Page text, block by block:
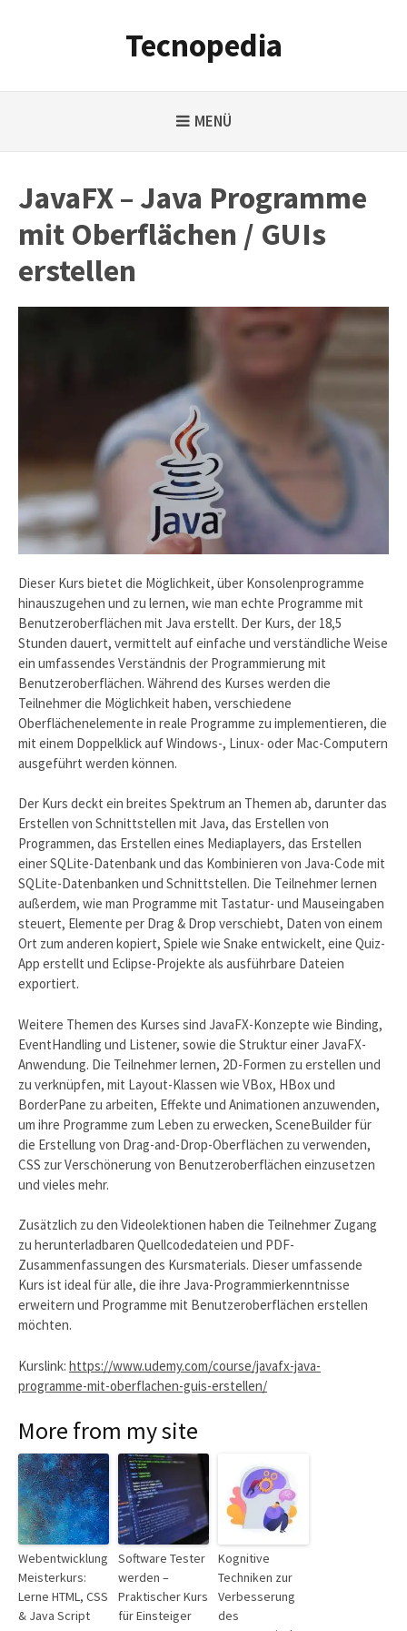
Tecnopedia
MENÜ
JavaFX – Java Programme
mit Oberflächen / GUIs
erstellen
Dieser Kurs bietet die Möglichkeit, über Konsolenprogramme
hinauszugehen und zu lernen, wie man echte Programme mit
Benutzeroberflächen mit Java erstellt. Der Kurs, der 18,5
Stunden dauert, vermittelt auf einfache und verständliche Weise
ein umfassendes Verständnis der Programmierung mit
Benutzeroberflächen. Während des Kurses werden die
Teilnehmer die Möglichkeit haben, verschiedene
Oberflächenelemente in reale Programme zu implementieren, die
mit einem Doppelklick auf Windows-, Linux- oder Mac-Computern
ausgeführt werden können.
Der Kurs deckt ein breites Spektrum an Themen ab, darunter das
Erstellen von Schnittstellen mit Java, das Erstellen von
Programmen, das Erstellen eines Mediaplayers, das Erstellen
einer SQLite-Datenbank und das Kombinieren von Java-Code mit
SQLite-Datenbanken und Schnittstellen. Die Teilnehmer lernen
außerdem, wie man Programme mit Tastatur- und Mauseingaben
steuert, Elemente per Drag & Drop verschiebt, Daten von einem
Ort zum anderen kopiert, Spiele wie Snake entwickelt, eine Quiz-
App erstellt und Eclipse-Projekte als ausführbare Dateien
exportiert.
Weitere Themen des Kurses sind JavaFX-Konzepte wie Binding,
EventHandling und Listener, sowie die Struktur einer JavaFX-
Anwendung. Die Teilnehmer lernen, 2D-Formen zu erstellen und
zu verknüpfen, mit Layout-Klassen wie VBox, HBox und
BorderPane zu arbeiten, Effekte und Animationen anzuwenden,
um ihre Programme zum Leben zu erwecken, SceneBuilder für
die Erstellung von Drag-and-Drop-Oberflächen zu verwenden,
CSS zur Verschönerung von Benutzeroberflächen einzusetzen
und vieles mehr.
Zusätzlich zu den Videolektionen haben die Teilnehmer Zugang
zu herunterladbaren Quellcodedateien und PDF-
Zusammenfassungen des Kursmaterials. Dieser umfassende
Kurs ist ideal für alle, die ihre Java-Programmierkenntnisse
erweitern und Programme mit Benutzeroberflächen erstellen
möchten.
Kurslink: https://www.udemy.com/course/javafx-java-
programme-mit-oberflachen-guis-erstellen/
More from my site
Webentwicklung
Meisterkurs:
Lerne HTML, CSS
& Java Script
Software Tester
werden –
Praktischer Kurs
für Einsteiger
Kognitive
Techniken zur
Verbesserung
des